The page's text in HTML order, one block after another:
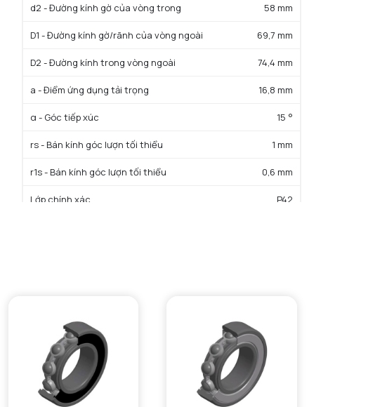
d2 - Đường kính gờ của vòng trong 58 mm
D1 - Đường kính gờ/rãnh của vòng ngoài 69,7 mm
D2 - Đường kính trong vòng ngoài 74,4 mm
a - Điểm ứng dụng tải trọng 16,8 mm
α - Góc tiếp xúc 15 °
rs - Bán kính góc lượn tối thiểu 1 mm
r1s - Bán kính góc lượn tối thiểu 0,6 mm
Lớp chính xác P42
f0 - Hệ số
N lim - Tốc độ giới hạn bôi trơn dầu 28800 tr/min
N lim - Tốc độ giới hạn bôi trơn mỡ 18000 tr/min